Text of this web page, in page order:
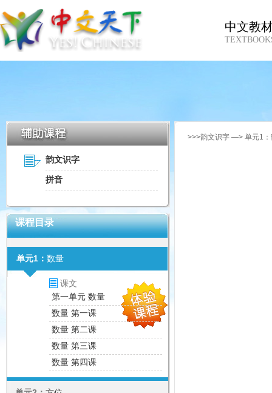
中文教
韵文识字
拼音
课程目录
单元1： 数量
课文
第一单元 数量
数量 第一课
数量 第二课
数量 第三课
数量 第四课
>>>韵文识字 —> 单元1